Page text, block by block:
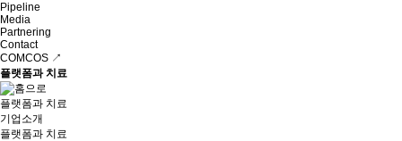
Pipeline
Media
Partnering
Contact
COMCOS ↗
플랫폼과 치료
플랫폼과 치료
기업소개
플랫폼과 치료